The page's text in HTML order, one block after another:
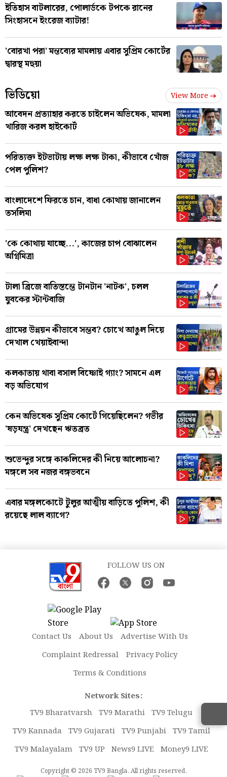
ইতিহাস বাটলারের, পোলার্ডকে টপকে রানের
সিংহাসনে ইংরেজ ব্যাটার!
'বোরখা পরা' মন্তব্যের মামলায় এবার সুপ্রিম কোর্টের
দ্বারস্থ মহুয়া
ভিডিয়ো View More
আবেদন প্রত্যাহার করতে চাইলেন অভিষেক, মামলা
খারিজ করল হাইকোর্ট
পরিত্যক্ত ইটভাটায় লক্ষ লক্ষ টাকা, কীভাবে খোঁজ
পেল পুলিশ?
বাংলাদেশে ফিরতে চান, বাধা কোথায় জানালেন
তসলিমা
'কে কোথায় যাচ্ছে...', কাজের চাপ বোঝালেন
অগ্নিমিত্রা
টালা ব্রিজে বাতিস্তম্ভে টানটান 'নাটক', চলল
যুবকের স্টান্টবাজি
গ্রামের উন্নয়ন কীভাবে সম্ভব? চোখে আঙুল দিয়ে
দেখাল খেয়াইবান্দা
কলকাতায় থাবা বসাল বিষ্ণোই গ্যাং? সামনে এল
বড় অভিযোগ
কেন অভিষেক সুপ্রিম কোর্টে গিয়েছিলেন? গভীর
'ষড়যন্ত্র' দেখছেন ঋতব্রত
শুভেন্দুর সঙ্গে কাকলিদের কী নিয়ে আলোচনা?
মঙ্গলে সব নজর বঙ্গভবনে
এবার মঙ্গলকোটে টুলুর আত্মীয় বাড়িতে পুলিশ, কী
রয়েছে লাল ব্যাগে?
FOLLOW US ON
Contact Us About Us
Advertise With Us
Complaint Redressal
Privacy Policy
Terms & Conditions
Network Sites:
TV9 Bharatvarsh TV9 Marathi TV9 Telugu
TV9 Kannada TV9 Gujarati TV9 Punjabi TV9 Tamil
TV9 Malayalam TV9 UP News9 LIVE Money9 LIVE
Copyright © 2026 TV9 Bangla. All rights reserved.